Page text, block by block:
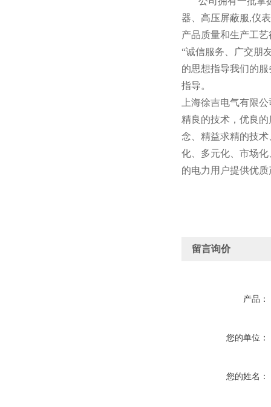
器、高压屏蔽服,仪
产品质量和生产工
“诚信服务、广交朋
的思想指导我们的
指导。
上海徐吉电气有限
精良的技术，优良
念、精益求精的技
化、多元化、市场
的电力用户提供优质
留言询价
产品：
您的单位：
您的姓名：